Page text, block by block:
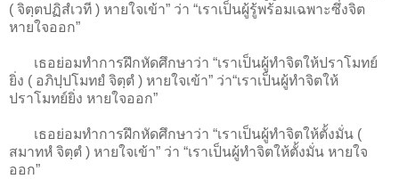
( จิตฺตปฏิสํเวที ) หายใจเข้า” ว่า “เราเป็นผู้รู้พร้อมเฉพาะซึ่งจิต
หายใจออก”
เธอย่อมทำการฝึกหัดศึกษาว่า “เราเป็นผู้ทำจิตให้ปราโมทย์
ยิ่ง ( อภิปฺปโมทยํ จิตฺตํ ) หายใจเข้า” ว่า“เราเป็นผู้ทำจิตให้
ปราโมทย์ยิ่ง หายใจออก”
เธอย่อมทำการฝึกหัดศึกษาว่า “เราเป็นผู้ทำจิตให้ตั้งมั่น (
สมาทหํ จิตฺตํ ) หายใจเข้า” ว่า “เราเป็นผู้ทำจิตให้ตั้งมั่น หายใจ
ออก”